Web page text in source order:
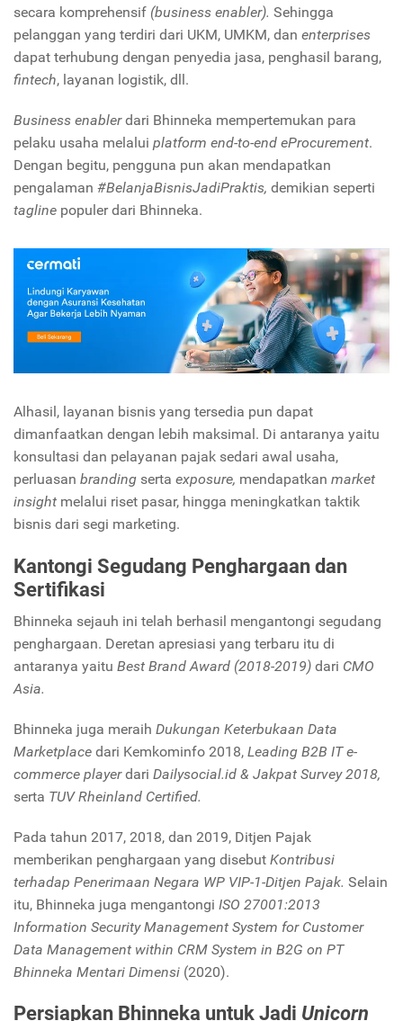
secara komprehensif (business enabler). Sehingga
pelanggan yang terdiri dari UKM, UMKM, dan enterprises
dapat terhubung dengan penyedia jasa, penghasil barang,
fintech, layanan logistik, dll.
Business enablerdari Bhinneka mempertemukan para
pelaku usaha melalui platform end-to-end eProcurement.
Dengan begitu, pengguna pun akan mendapatkan
pengalaman #BelanjaBisnisJadiPraktis, demikian seperti
tagline populer dari Bhinneka.
Alhasil, layanan bisnis yang tersedia pun dapat
dimanfaatkan dengan lebih maksimal. Di antaranya yaitu
konsultasi dan pelayanan pajak sedari awal usaha,
perluasan branding serta exposure, mendapatkan market
insight melalui riset pasar, hingga meningkatkan taktik
bisnis dari segi marketing.
Kantongi Segudang Penghargaan dan
Sertifikasi
Bhinneka sejauh ini telah berhasil mengantongi segudang
penghargaan. Deretan apresiasi yang terbaru itu di
antaranya yaitu Best Brand Award (2018-2019) dari CMO
Asia.
Bhinneka juga meraih Dukungan Keterbukaan Data
Marketplace dari Kemkominfo 2018, Leading B2B IT e-
commerce playerdari Dailysocial.id & Jakpat Survey 2018,
serta TUV Rheinland Certified.
Pada tahun 2017, 2018, dan 2019, Ditjen Pajak
memberikan penghargaan yang disebut Kontribusi
terhadap Penerimaan Negara WP VIP-1-Ditjen Pajak. Selain
itu, Bhinneka juga mengantongi ISO 27001:2013
Information Security Management System for Customer
Data Management within CRM System in B2G on PT
Bhinneka Mentari Dimensi (2020).
Persiapkan Bhinneka untuk Jadi Unicorn